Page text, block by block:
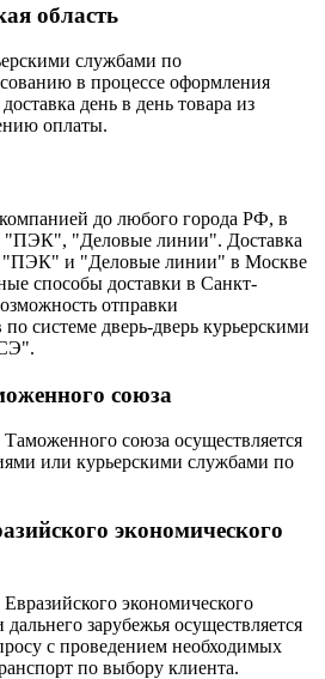
область
службами по
в процессе оформления
день в день товара из
оплаты.
до любого города РФ, в
"ПЭК", "Деловые линии". Доставка
"ПЭК" и "Деловые линии" в Москве
способы доставки в Санкт-
отправки
системе дверь-дверь курьерскими
союза
союза осуществляется
или курьерскими службами по
экономического
экономического
зарубежья осуществляется
с проведением необходимых
по выбору клиента.